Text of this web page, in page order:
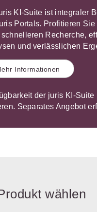
KI-Suite ist integraler
Portals. Profitieren Sie
schnelleren Recherche,
und verlässlichen
Informationen
der juris KI-Suite
Separates Angebot
wählen